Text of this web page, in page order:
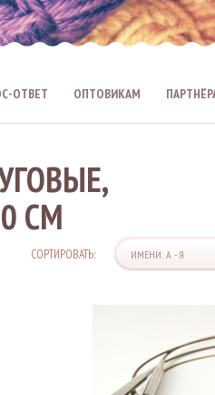
ОТВЕТ ОПТОВИКАМ
СМ
СОРТИРОВАТЬ: ИМЕНИ: А - Я